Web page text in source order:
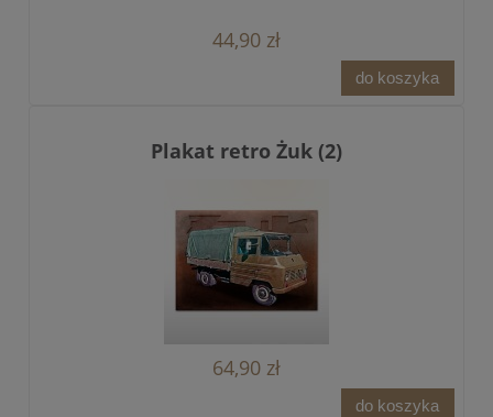
44,90 zł
do koszyka
Plakat retro Żuk (2)
64,90 zł
do koszyka